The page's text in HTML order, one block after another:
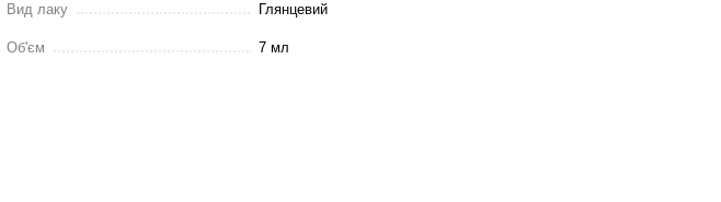
Вид лаку Глянцевий
Об'єм 7 мл